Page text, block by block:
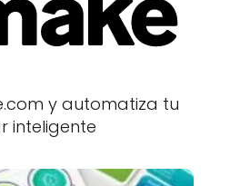
y automatiza tu
inteligente